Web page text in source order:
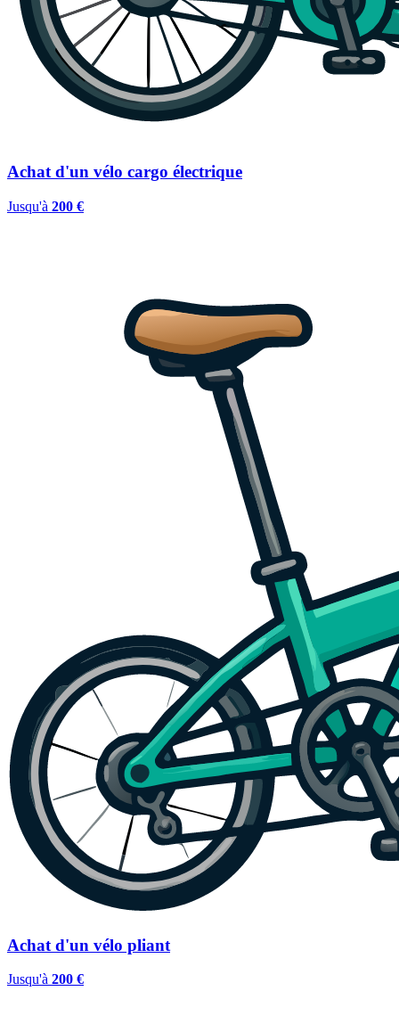
Achat d'un vélo cargo électrique
Jusqu'à 200 €
Achat d'un vélo pliant
Jusqu'à 200 €